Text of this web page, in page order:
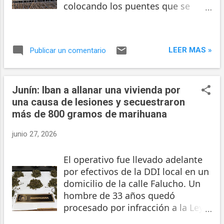
mis entrañas; se derrama por
colocando los puentes que se
obras de bacheo para arrancar la
remodelación de Rivadavia hasta
Libertad. Este viernes por la tarde
el intendente municipal Juan
Fiorini se apersonó junto a
funcionarios y concejales en el
de la obra para interiorizarse
sobre el avance de los trabajos. En
este sentido, los profesionales a
cargo informaron que la obra
entró en una etapa clave con el
Publicar un comentario LEER MAS »
Junín: Iban a allanar una vivienda por
una causa de lesiones y secuestraron
más de 800 gramos de marihuana
junio 27, 2026
El operativo fue llevado adelante
por efectivos de la DDI local en un
domicilio de la calle Falucho. Un
hombre de 33 años quedó
procesado por infracción a la Ley